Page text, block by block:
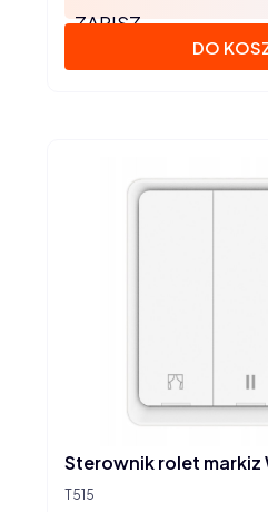
ZAPISZ
DO
T515
Sterownik rolet markiz